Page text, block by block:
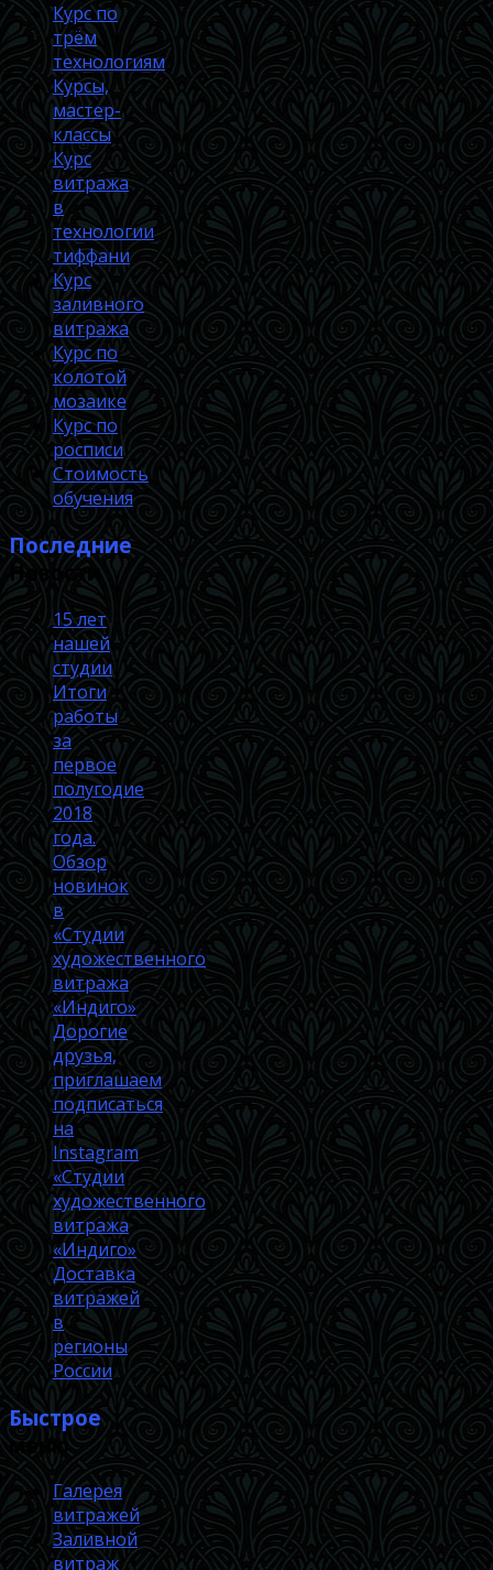
Курс по
трём
технологиям
Курсы,
мастер-
классы
Курс
витража
в
технологии
тиффани
Курс
заливного
витража
Курс по
колотой
мозаике
Курс по
росписи
Стоимость
обучения
Последние
Новости
15 лет
нашей
студии
Итоги
работы
за
первое
полугодие
2018
года.
Обзор
новинок
в
«Студии
художественного
витража
«Индиго»
Дорогие
друзья,
приглашаем
подписаться
на
Instagram
«Студии
художественного
витража
«Индиго»
Доставка
витражей
в
регионы
России
Быстрое
меню
Галерея
витражей
Заливной
витраж